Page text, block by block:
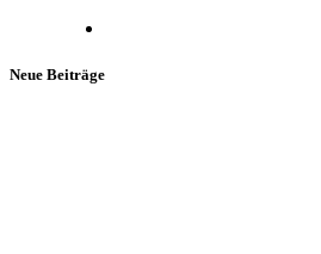
Neue Beiträge